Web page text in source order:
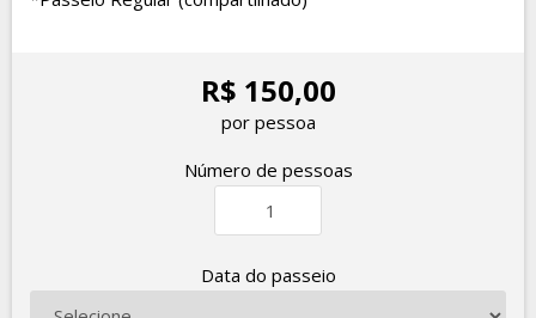
R$ 150,00
por pessoa
Número de pessoas
Data do passeio